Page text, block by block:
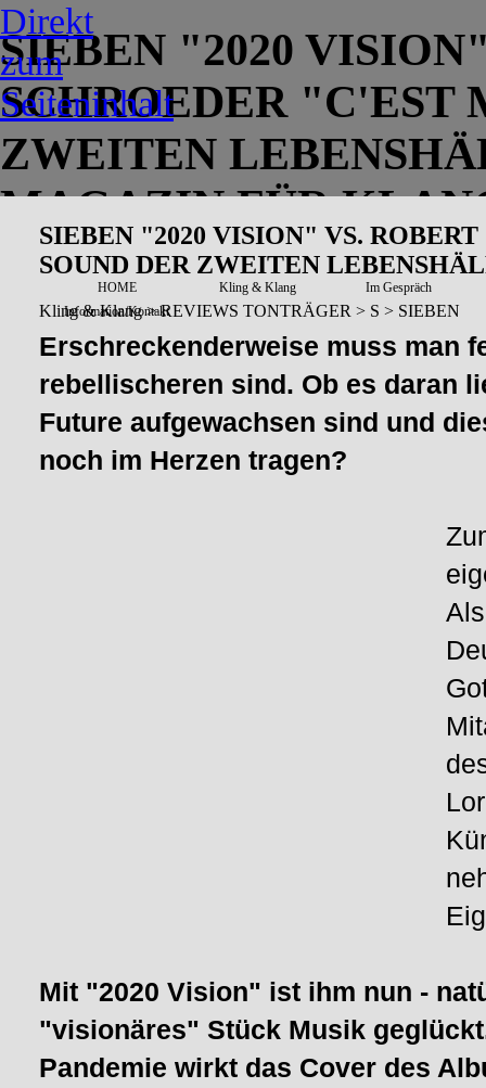
SIEBEN "2020
SCHROEDER "C'EST
ZWEITEN
MAGAZIN FÜR
HOME Kling & Klang
Im Gespräch
Information/Kontakt
Direkt
zum
Seiteninhalt
SIEBEN "2020 VISION" VS.
SOUND DER ZWEITEN
Kling & Klang > REVIEWS TONTRÄGER > S > SIEBEN
Erschreckenderweise muss man
rebellischeren sind. Ob es daran
Future aufgewachsen sind und
noch im Herzen tragen?
Mit "2020 Vision" ist ihm nun -
"visionäres" Stück Musik
Pandemie wirkt das Cover des